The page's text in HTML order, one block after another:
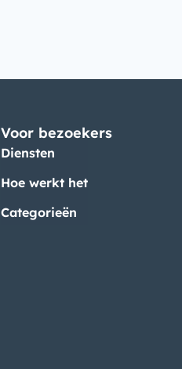
Voor bezoekers
Diensten
Hoe werkt het
Categorieën